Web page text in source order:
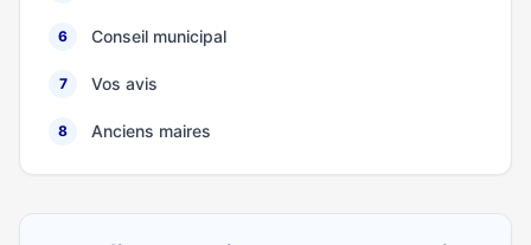
6 Conseil municipal
7 Vos avis
8 Anciens maires